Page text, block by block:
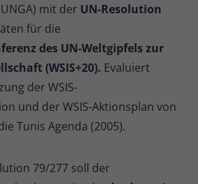
mit der UN-Resolution
für die
des UN-Weltgipfels zur
(WSIS+20). Evaluiert
der WSIS-
und der WSIS-Aktionsplan von
Tunis Agenda (2005).
79/277 soll der